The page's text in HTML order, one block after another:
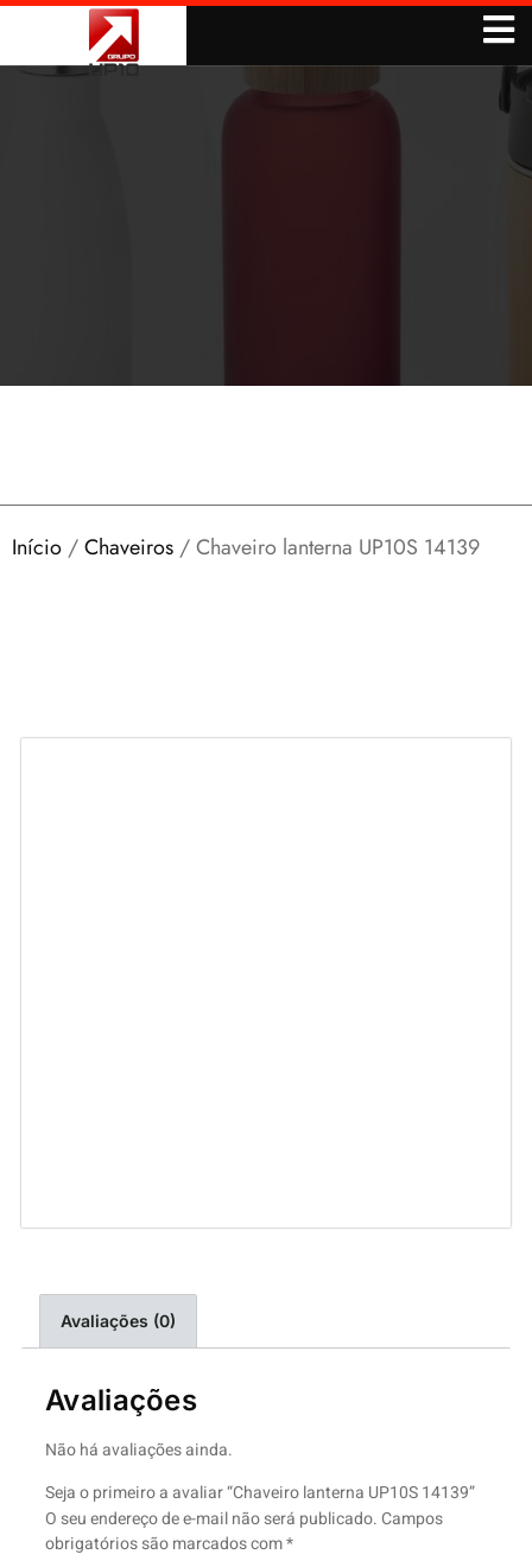
Início /Chaveiros / Chaveiro lanterna UP10S 14139
Avaliações (0)
Avaliações
Não há avaliações ainda.
Seja o primeiro a avaliar “Chaveiro lanterna UP10S 14139”
O seu endereço de e-mail não será publicado.Campos
obrigatórios são marcados com*